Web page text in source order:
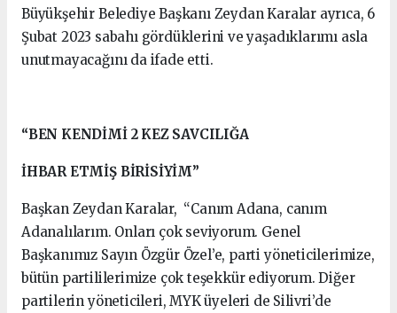
Büyükşehir Belediye Başkanı Zeydan Karalar ayrıca, 6
Şubat 2023 sabahı gördüklerini ve yaşadıklarımı asla
unutmayacağını da ifade etti.
“BEN KENDİMİ 2 KEZ SAVCILIĞA
İHBAR ETMİŞ BİRİSİYİM”
Başkan Zeydan Karalar, “Canım Adana, canım
Adanalılarım. Onları çok seviyorum. Genel
Başkanımız Sayın Özgür Özel’e, parti yöneticilerimize,
bütün partililerimize çok teşekkür ediyorum. Diğer
partilerin yöneticileri, MYK üyeleri de Silivri’de